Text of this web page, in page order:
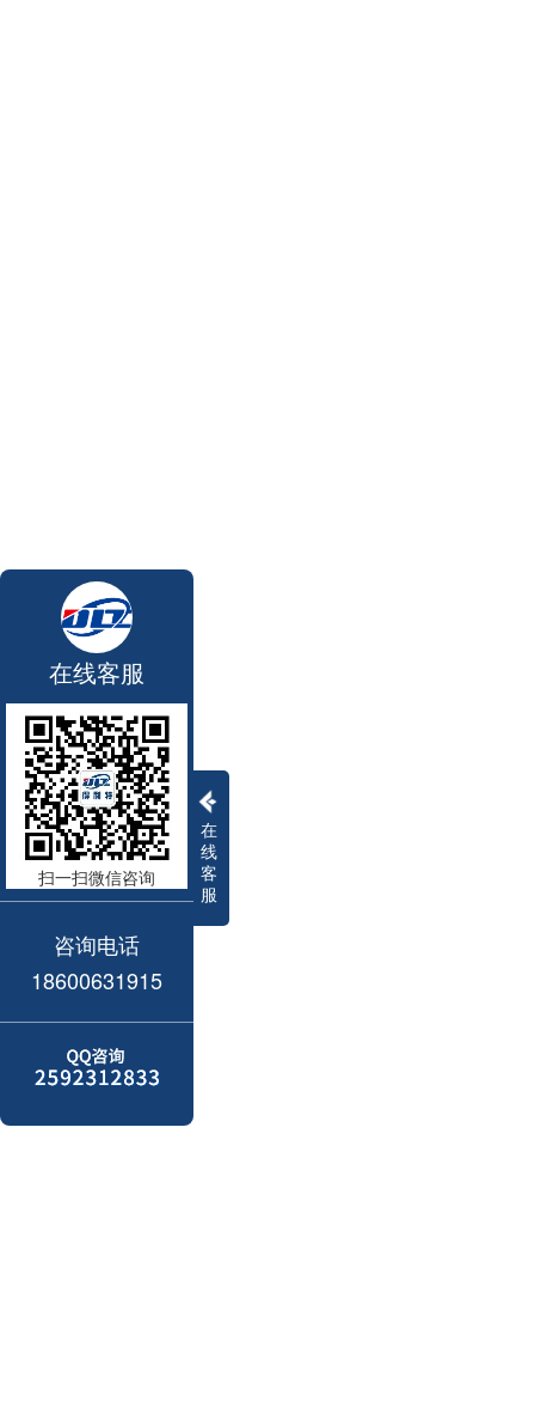
在
线
客
服
在线客服
扫一扫微信咨询
咨询电话
18600631915